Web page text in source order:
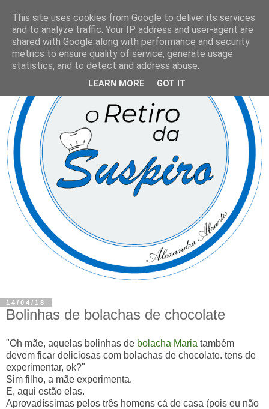
14/04/18
Bolinhas de bolachas de chocolate
"Oh mãe, aquelas bolinhas de bolacha Maria também
devem ficar deliciosas com bolachas de chocolate. tens de
experimentar, ok?"
Sim filho, a mãe experimenta.
E, aqui estão elas.
Aprovadíssimas pelos três homens cá de casa (pois eu não
This site uses cookies from Google to deliver its services
and to analyze traffic. Your IP address and user-agent are
shared with Google along with performance and security
metrics to ensure quality of service, generate usage
statistics, and to detect and address abuse.
LEARN MORE GOT IT